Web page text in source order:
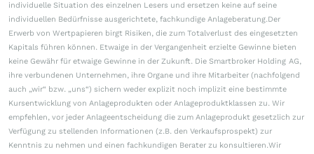
individuelle Situation des einzelnen Lesers und ersetzen keine auf seine
individuellen Bedürfnisse ausgerichtete, fachkundige Anlageberatung.Der
Erwerb von Wertpapieren birgt Risiken, die zum Totalverlust des eingesetzten
Kapitals führen können. Etwaige in der Vergangenheit erzielte Gewinne bieten
keine Gewähr für etwaige Gewinne in der Zukunft. Die Smartbroker Holding AG,
ihre verbundenen Unternehmen, ihre Organe und ihre Mitarbeiter (nachfolgend
auch „wir“ bzw. „uns“) sichern weder explizit noch implizit eine bestimmte
Kursentwicklung von Anlageprodukten oder Anlageproduktklassen zu. Wir
empfehlen, vor jeder Anlageentscheidung die zum Anlageprodukt gesetzlich zur
Verfügung zu stellenden Informationen (z.B. den Verkaufsprospekt) zur
Kenntnis zu nehmen und einen fachkundigen Berater zu konsultieren.Wir